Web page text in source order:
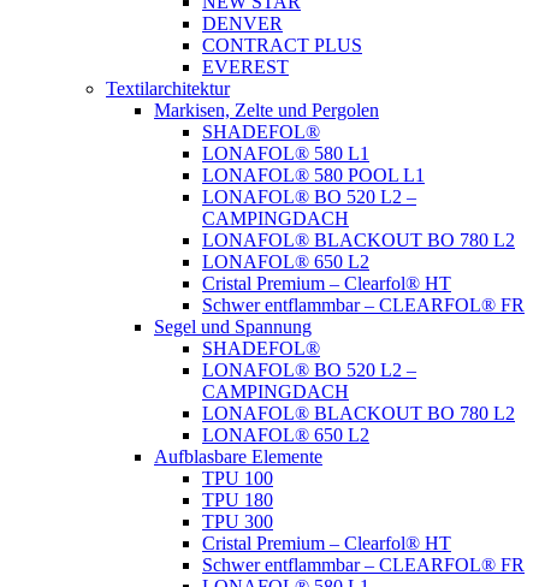
DENVER
CONTRACT PLUS
EVEREST
Textilarchitektur
Markisen, Zelte und Pergolen
SHADEFOL®
LONAFOL® 580 L1
LONAFOL® 580 POOL L1
LONAFOL® BO 520 L2 –
CAMPINGDACH
LONAFOL® BLACKOUT BO 780 L2
LONAFOL® 650 L2
Cristal Premium – Clearfol® HT
Schwer entflammbar – CLEARFOL® FR
Segel und Spannung
SHADEFOL®
LONAFOL® BO 520 L2 –
CAMPINGDACH
LONAFOL® BLACKOUT BO 780 L2
LONAFOL® 650 L2
Aufblasbare Elemente
TPU 100
TPU 180
TPU 300
Cristal Premium – Clearfol® HT
Schwer entflammbar – CLEARFOL® FR